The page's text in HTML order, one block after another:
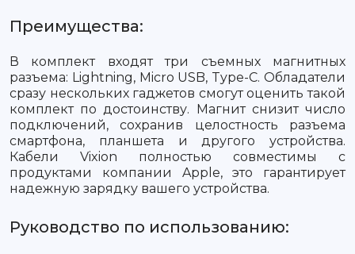
Преимущества:
В комплект входят три съемных магнитных
разъема: Lightning, Micro USB, Type-C. Обладатели
сразу нескольких гаджетов смогут оценить такой
комплект по достоинству. Магнит снизит число
подключений, сохранив целостность разъема
смартфона, планшета и другого устройства.
Кабели Vixion полностью совместимы с
продуктами компании Apple, это гарантирует
надежную зарядку вашего устройства.
Руководство по использованию: